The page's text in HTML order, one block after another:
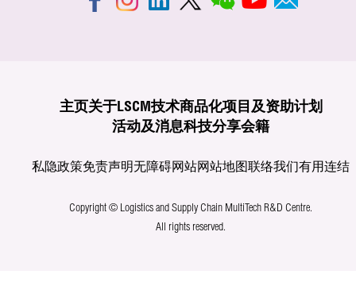
主页关于LSCM技术商品化项目及资助计划
活动及消息科技分享会籍
私隐政策免责声明无障碍网站网站地图联络我们有用连结
Copyright © Logistics and Supply Chain MultiTech R&D Centre.
All rights reserved.